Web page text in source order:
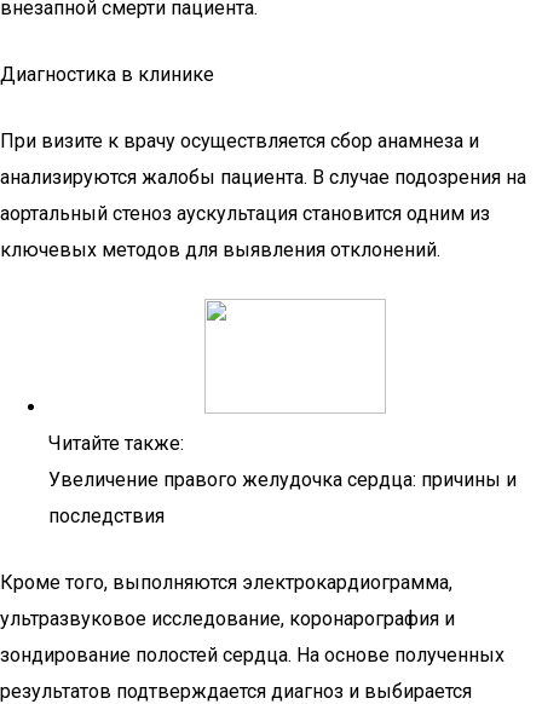
внезапной смерти пациента.
Диагностика в клинике
При визите к врачу осуществляется сбор анамнеза и
анализируются жалобы пациента. В случае подозрения на
аортальный стеноз аускультация становится одним из
ключевых методов для выявления отклонений.
Читайте также:
Увеличение правого желудочка сердца: причины и
последствия
Кроме того, выполняются электрокардиограмма,
ультразвуковое исследование, коронарография и
зондирование полостей сердца. На основе полученных
результатов подтверждается диагноз и выбирается